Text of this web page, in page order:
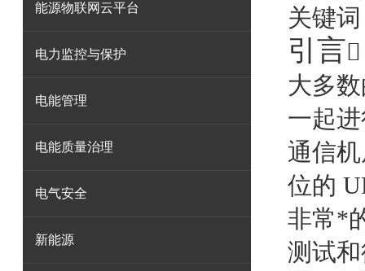
能源物联网云平台
电力监控与保护
电能管理
电能质量治理
电气安全
新能源
关键词
引言
大多
一起
通信
位的
非常*
测试